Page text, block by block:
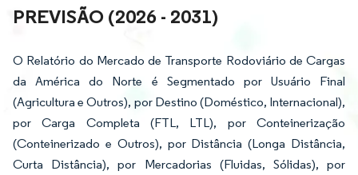
PREVISÃO (2026 - 2031)
O Relatório do Mercado de Transporte Rodoviário de Cargas
da América do Norte é Segmentado por Usuário Final
(Agricultura e Outros), por Destino (Doméstico, Internacional),
por Carga Completa (FTL, LTL), por Conteinerização
(Conteinerizado e Outros), por Distância (Longa Distância,
Curta Distância), por Mercadorias (Fluidas, Sólidas), por